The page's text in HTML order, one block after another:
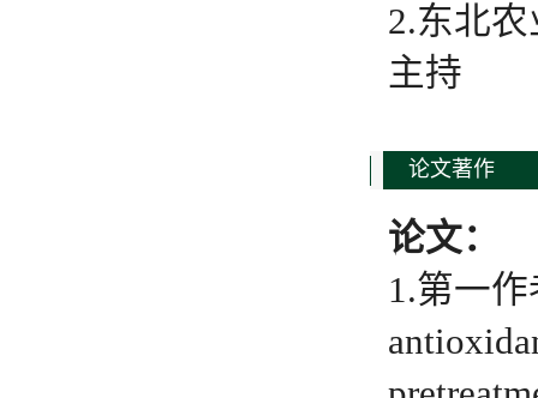
2.东北农
主持
论文著作
论文：
1.第一作